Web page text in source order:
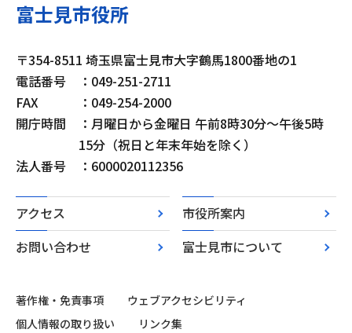
富士見市役所
〒354-8511 埼玉県富士見市大字鶴馬1800番地の1
電話番号
：049-251-2711
FAX
：049-254-2000
開庁時間
：月曜日から金曜日 午前8時30分～午後5時
15分（祝日と年末年始を除く）
法人番号
：6000020112356
アクセス
市役所案内
お問い合わせ
富士見市について
著作権・免責事項
ウェブアクセシビリティ
個人情報の取り扱い
リンク集